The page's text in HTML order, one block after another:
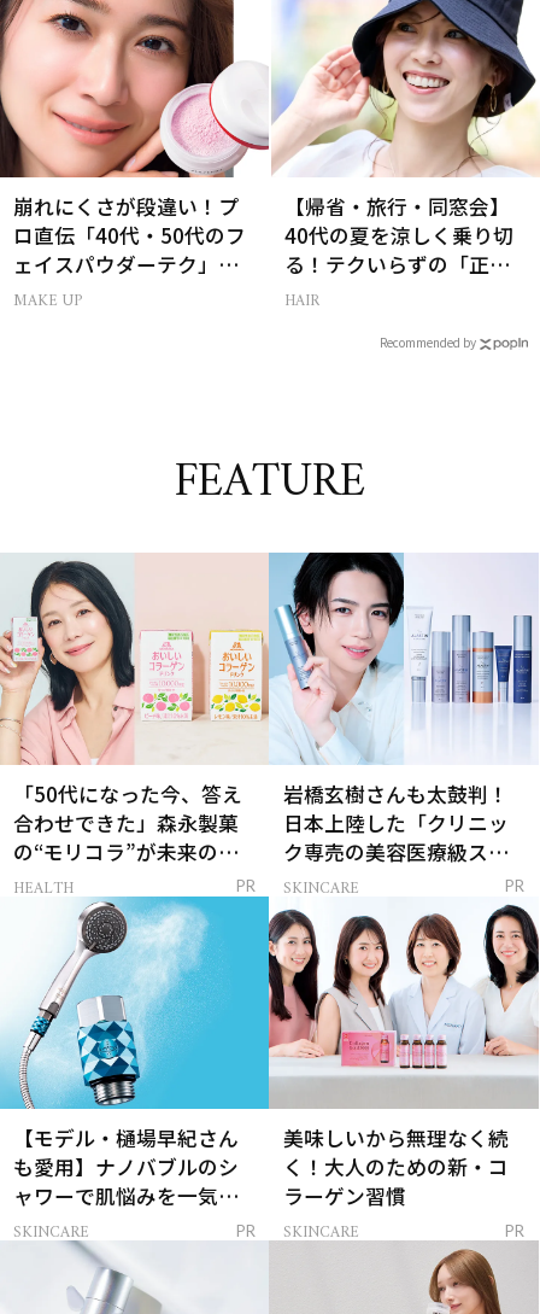
崩れにくさが段違い！プ
ロ直伝「40代・50代のフ
ェイスパウダーテク」お
粉の選び方・塗り方Q&A
MAKE UP
【帰省・旅行・同窓会】
40代の夏を涼しく乗り切
る！テクいらずの「正解
ヘアアレンジ」3選
HAIR
Recommended by
FEATURE
「50代になった今、答え
合わせできた」森永製菓
の“モリコラ”が未来のキ
レイを連れてくる！
HEALTH PR
岩橋玄樹さんも太鼓判！
日本上陸した「クリニッ
ク専売の美容医療級スキ
ンケア」
SKINCARE PR
【モデル・樋場早紀さん
も愛用】ナノバブルのシ
ャワーで肌悩みを一気に
解決
SKINCARE PR
美味しいから無理なく続
く！大人のための新・コ
ラーゲン習慣
SKINCARE PR